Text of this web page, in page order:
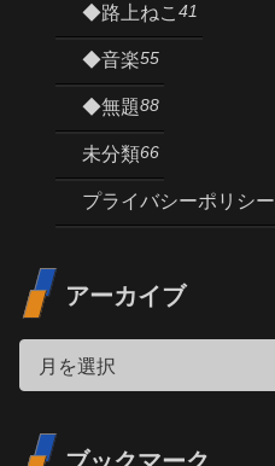
◆路上ねこ 41
◆音楽55
◆無題88
未分類66
プライバシーポリシー
アーカイブ